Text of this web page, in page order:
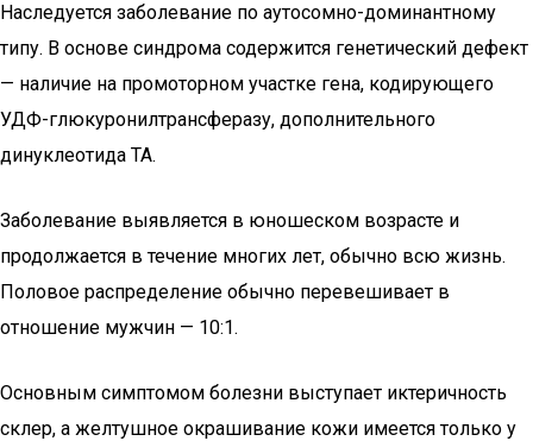
Наследуется заболевание по аутосомно-доминантному
типу. В основе синдрома содержится генетический дефект
— наличие на промоторном участке гена, кодирующего
УДФ-глюкуронилтрансферазу, дополнительного
динуклеотида ТА.
Заболевание выявляется в юношеском возрасте и
продолжается в течение многих лет, обычно всю жизнь.
Половое распределение обычно перевешивает в
отношение мужчин — 10:1.
Основным симптомом болезни выступает иктеричность
склер, а желтушное окрашивание кожи имеется только у